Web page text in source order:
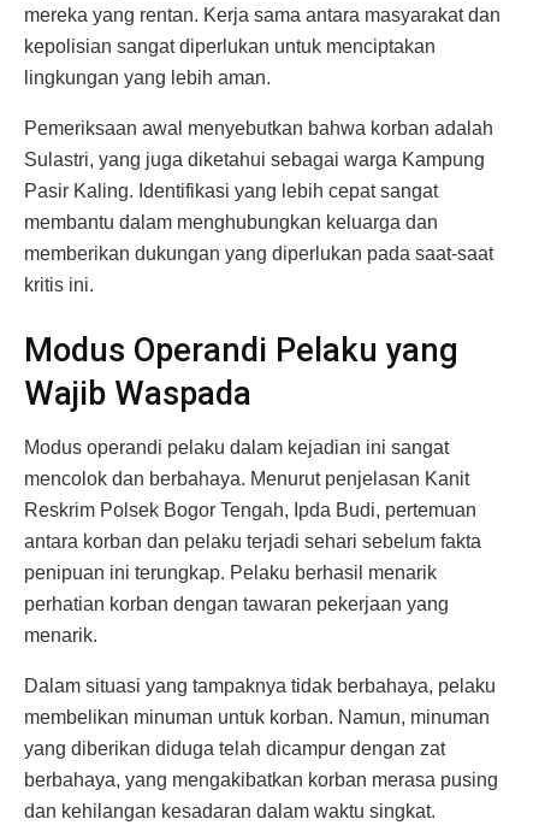
mereka yang rentan. Kerja sama antara masyarakat dan
kepolisian sangat diperlukan untuk menciptakan
lingkungan yang lebih aman.
Pemeriksaan awal menyebutkan bahwa korban adalah
Sulastri, yang juga diketahui sebagai warga Kampung
Pasir Kaling. Identifikasi yang lebih cepat sangat
membantu dalam menghubungkan keluarga dan
memberikan dukungan yang diperlukan pada saat-saat
kritis ini.
Modus Operandi Pelaku yang
Wajib Waspada
Modus operandi pelaku dalam kejadian ini sangat
mencolok dan berbahaya. Menurut penjelasan Kanit
Reskrim Polsek Bogor Tengah, Ipda Budi, pertemuan
antara korban dan pelaku terjadi sehari sebelum fakta
penipuan ini terungkap. Pelaku berhasil menarik
perhatian korban dengan tawaran pekerjaan yang
menarik.
Dalam situasi yang tampaknya tidak berbahaya, pelaku
membelikan minuman untuk korban. Namun, minuman
yang diberikan diduga telah dicampur dengan zat
berbahaya, yang mengakibatkan korban merasa pusing
dan kehilangan kesadaran dalam waktu singkat.